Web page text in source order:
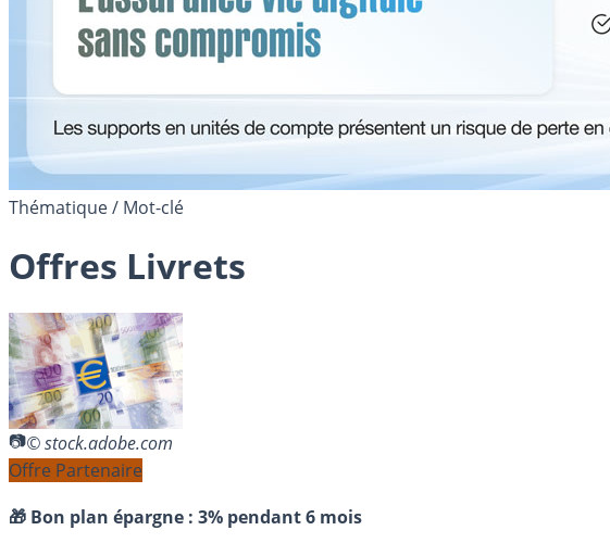
Thématique / Mot-clé
Offres Livrets
© stock.adobe.com
Offre Partenaire
🎁 Bon plan épargne : 3% pendant 6 mois